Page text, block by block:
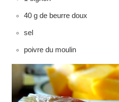
40 g de beurre doux
sel
poivre du moulin